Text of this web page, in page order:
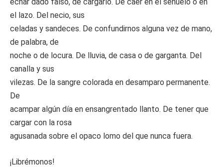
el lazo. Del necio, sus
celadas y sandeces. De confundirnos alguna vez de mano,
de palabra, de
noche o de locura. De lluvia, de casa o de garganta. Del
canalla y sus
vilezas. De la sangre colorada en desamparo permanente.
De
acampar algún día en ensangrentado llanto. De tener que
cargar con la rosa
agusanada sobre el opaco lomo del que nunca fuera.
¡Librémonos!